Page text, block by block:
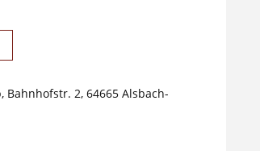
Bahnhofstr. 2, 64665 Alsbach-